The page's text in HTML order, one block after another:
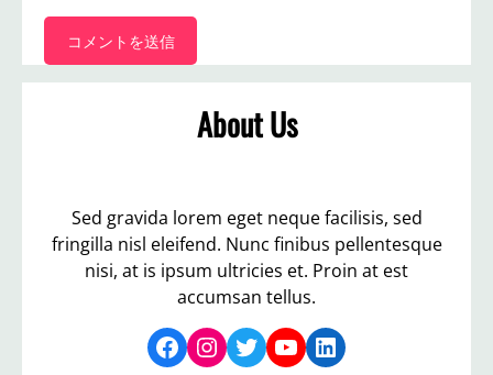
About Us
Sed gravida lorem eget neque facilisis, sed
fringilla nisl eleifend. Nunc finibus pellentesque
nisi, at is ipsum ultricies et. Proin at est
accumsan tellus.
Facebook Instagram Twitter YouTube LinkedIn